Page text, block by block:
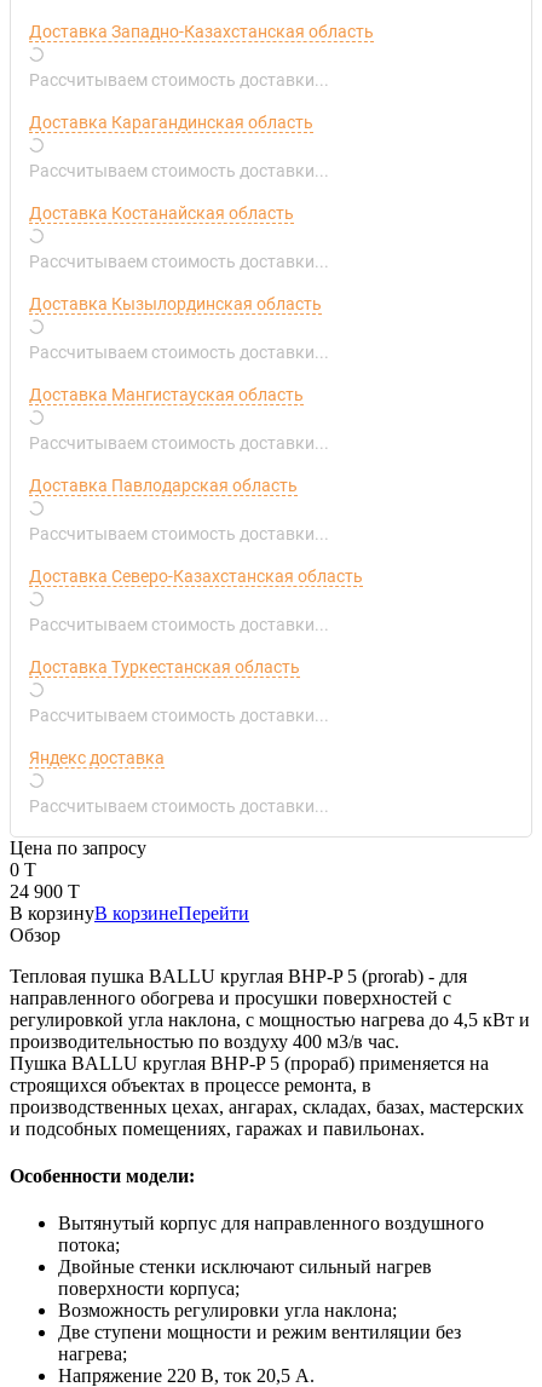
Доставка Западно-Казахстанская область
Рассчитываем стоимость доставки...
Доставка Карагандинская область
Рассчитываем стоимость доставки...
Доставка Костанайская область
Рассчитываем стоимость доставки...
Доставка Кызылординская область
Рассчитываем стоимость доставки...
Доставка Мангистауская область
Рассчитываем стоимость доставки...
Доставка Павлодарская область
Рассчитываем стоимость доставки...
Доставка Северо-Казахстанская область
Рассчитываем стоимость доставки...
Доставка Туркестанская область
Рассчитываем стоимость доставки...
Яндекс доставка
Рассчитываем стоимость доставки...
Цена по запросу
0 T
24 900 T
В корзинуВ корзинеПерейти
Обзор
Тепловая пушка BALLU круглая BHP-P 5 (prorab) - для
направленного обогрева и просушки поверхностей с
регулировкой угла наклона, с мощностью нагрева до 4,5 кВт и
производительностью по воздуху 400 м3/в час.
Пушка BALLU круглая BHP-P 5 (прораб) применяется на
строящихся объектах в процессе ремонта, в
производственных цехах, ангарах, складах, базах, мастерских
и подсобных помещениях, гаражах и павильонах.
Особенности модели:
Вытянутый корпус для направленного воздушного
потока;
Двойные стенки исключают сильный нагрев
поверхности корпуса;
Возможность регулировки угла наклона;
Две ступени мощности и режим вентиляции без
нагрева;
Напряжение 220 В, ток 20,5 А.